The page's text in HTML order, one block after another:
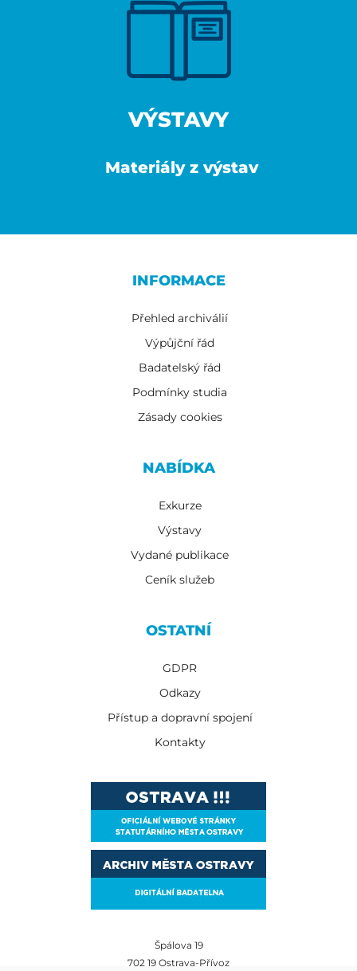
VÝSTAVY
Materiály z výstav
INFORMACE
Přehled archiválií
Výpůjční řád
Badatelský řád
Podmínky studia
Zásady cookies
NABÍDKA
Exkurze
Výstavy
Vydané publikace
Ceník služeb
OSTATNÍ
GDPR
Odkazy
Přístup a dopravní spojení
Kontakty
Špálova 19
702 19 Ostrava-Přívoz